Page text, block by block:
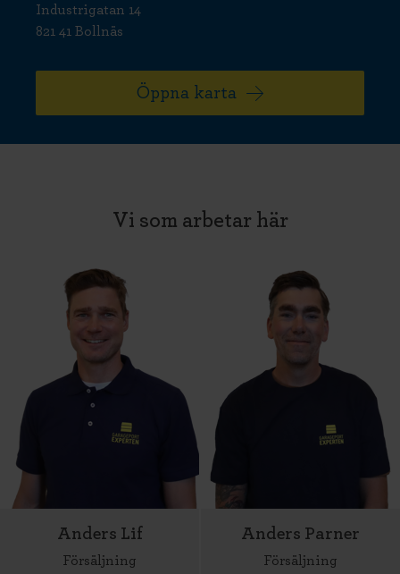
Industrigatan 14
821 41 Bollnäs
Öppna karta
Vi som arbetar här
Anders Lif
Försäljning
Anders Parner
Försäljning